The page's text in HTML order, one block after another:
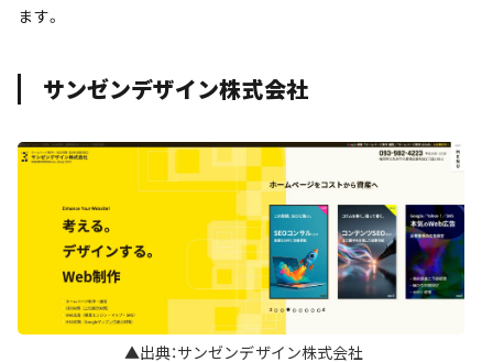
ます。
サンゼンデザイン株式会社
▲出典：サンゼンデザイン株式会社